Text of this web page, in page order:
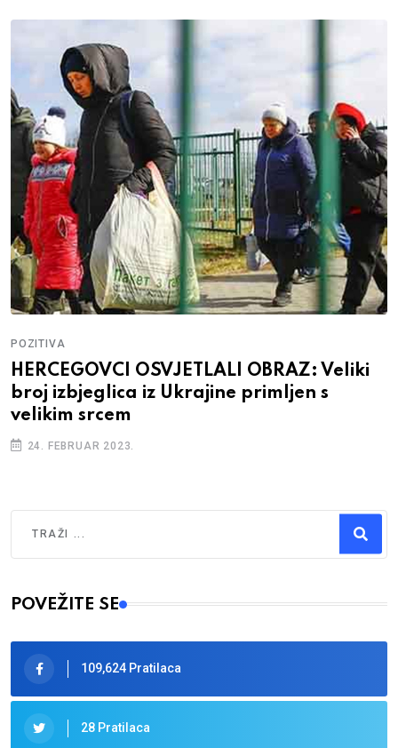
POZITIVA
HERCEGOVCI OSVJETLALI OBRAZ: Veliki
broj izbjeglica iz Ukrajine primljen s
velikim srcem
24. FEBRUAR 2023.
Type 2 or more characters for results.
POVEŽITE SE
109,624 Pratilaca
28 Pratilaca